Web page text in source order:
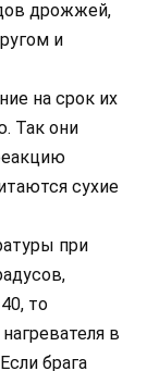
дрожжей,
и
на срок их
Так они
сухие
при
то
в
брага